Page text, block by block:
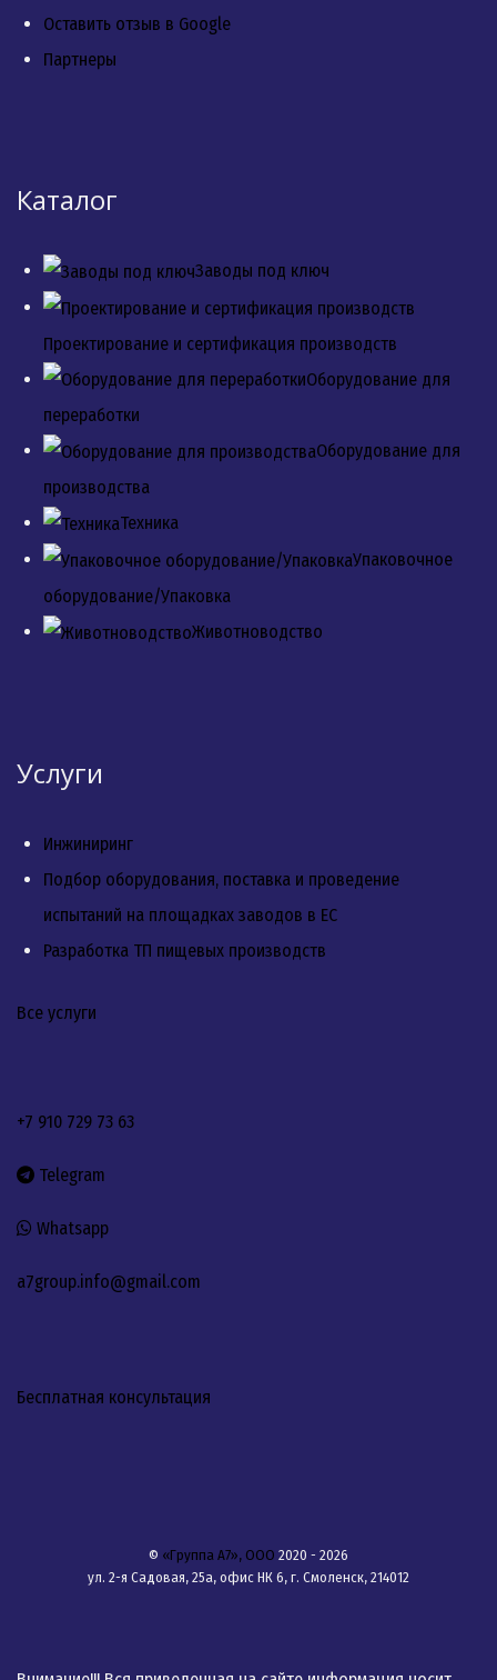
Оставить отзыв в Google
Партнеры
Каталог
Заводы под ключ
Проектирование и сертификация производств
Оборудование для
переработки
Оборудование для
производства
Техника
Упаковочное
оборудование/Упаковка
Животноводство
Услуги
Инжиниринг
Подбор оборудования, поставка и проведение
испытаний на площадках заводов в ЕС
Разработка ТП пищевых производств
Все услуги
+7 910 729 73 63
Telegram
Whatsapp
a7group.info@gmail.com
Бесплатная консультация
© «Группа А7», ООО 2020 - 2026
ул. 2-я Садовая, 25а, офис НК 6, г. Смоленск, 214012